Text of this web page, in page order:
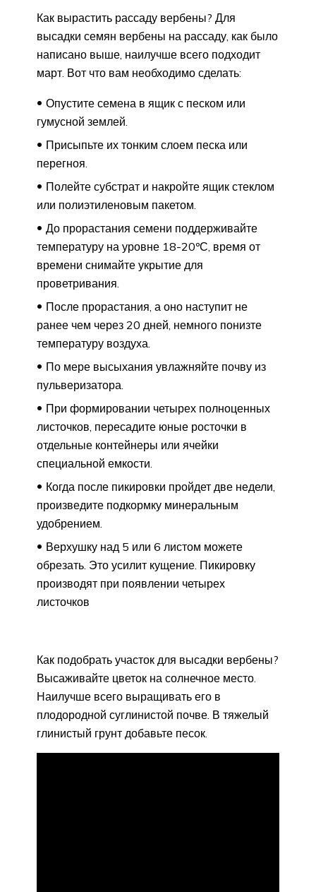
Как вырастить рассаду вербены? Для
высадки семян вербены на рассаду, как было
написано выше, наилучше всего подходит
март. Вот что вам необходимо сделать:
Опустите семена в ящик с песком или
гумусной землей.
Присыпьте их тонким слоем песка или
перегноя.
Полейте субстрат и накройте ящик стеклом
или полиэтиленовым пакетом.
До прорастания семени поддерживайте
температуру на уровне 18-20ºС, время от
времени снимайте укрытие для
проветривания.
После прорастания, а оно наступит не
ранее чем через 20 дней, немного понизте
температуру воздуха.
По мере высыхания увлажняйте почву из
пульверизатора.
При формировании четырех полноценных
листочков, пересадите юные росточки в
отдельные контейнеры или ячейки
специальной емкости.
Когда после пикировки пройдет две недели,
произведите подкормку минеральным
удобрением.
Верхушку над 5 или 6 листом можете
обрезать. Это усилит кущение. Пикировку
производят при появлении четырех
листочков
Как подобрать участок для высадки вербены?
Высаживайте цветок на солнечное место.
Наилучше всего выращивать его в
плодородной суглинистой почве. В тяжелый
глинистый грунт добавьте песок.